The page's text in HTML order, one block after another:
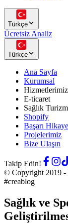
Türkçe
Ücretsiz Analiz
Türkçe
Ana Sayfa
Kurumsal
Hizmetlerimiz
E-ticaret
Sağlık
Shopify
Başarı
Projelerimiz
Bize Ulaşın
Takip Edin!
© Copyright 2019 -
#creablog
Sağlık ve